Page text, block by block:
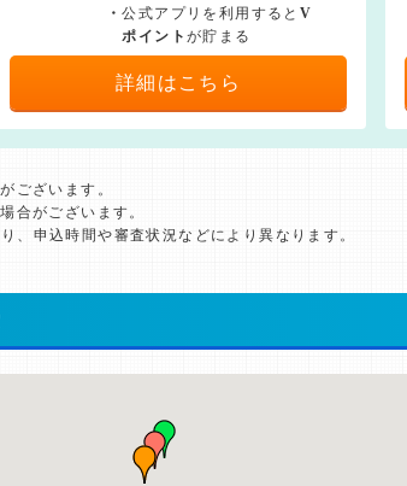
・公式アプリを利用すると V
ポイントが貯まる
詳細はこちら
ございます。
合がございます。
申込時間や審査状況などにより異なります。